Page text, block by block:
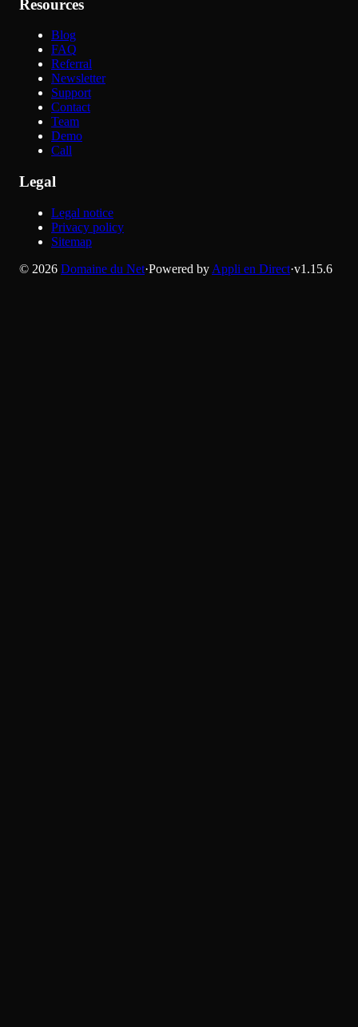
Resources
Blog
FAQ
Referral
Newsletter
Support
Contact
Team
Demo
Call
Legal
Legal notice
Privacy policy
Sitemap
© 2026 Domaine du Net·Powered by Appli en Direct·v1.15.6